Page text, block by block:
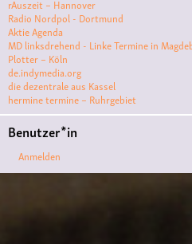
ismuskunst
ur
VKqueer
ve#film #kino
#filmclub#Münster
#menschenrechte
#solidarität
rAuszeit – Hannover
Radio Nordpol - Dortmund
Aktie Agenda
MD linksdrehend - Linke Termine in
Plotter – Köln
de.indymedia.org
die dezentrale aus Kassel
hermine termine – Ruhrgebiet
Benutzer*in
Anmelden